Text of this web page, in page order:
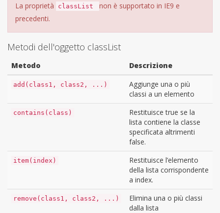
La proprietà classList
non è supportato in IE9 e
precedenti.
Metodi dell'oggetto classList
Metodo Descrizione
add(class1, class2, ...)
Aggiunge una o più
classi a un elemento
contains(class)
Restituisce true se la
lista contiene la classe
specificata altrimenti
false.
item(index)
Restituisce l’elemento
della lista corrispondente
a index.
remove(class1, class2, ...)
Elimina una o più classi
dalla lista